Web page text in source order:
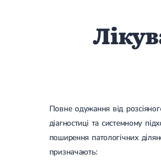
Повне одужання від
діагностиці та системному
поширення патологічних
призначають: